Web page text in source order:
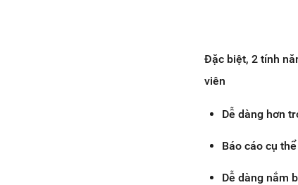
Đặc biệt, 2 tính
viên
Dễ dàng hơn
Báo cáo cụ
Dễ dàng nắm